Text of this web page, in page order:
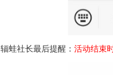
辐蛙社长最后提醒： 活动结束